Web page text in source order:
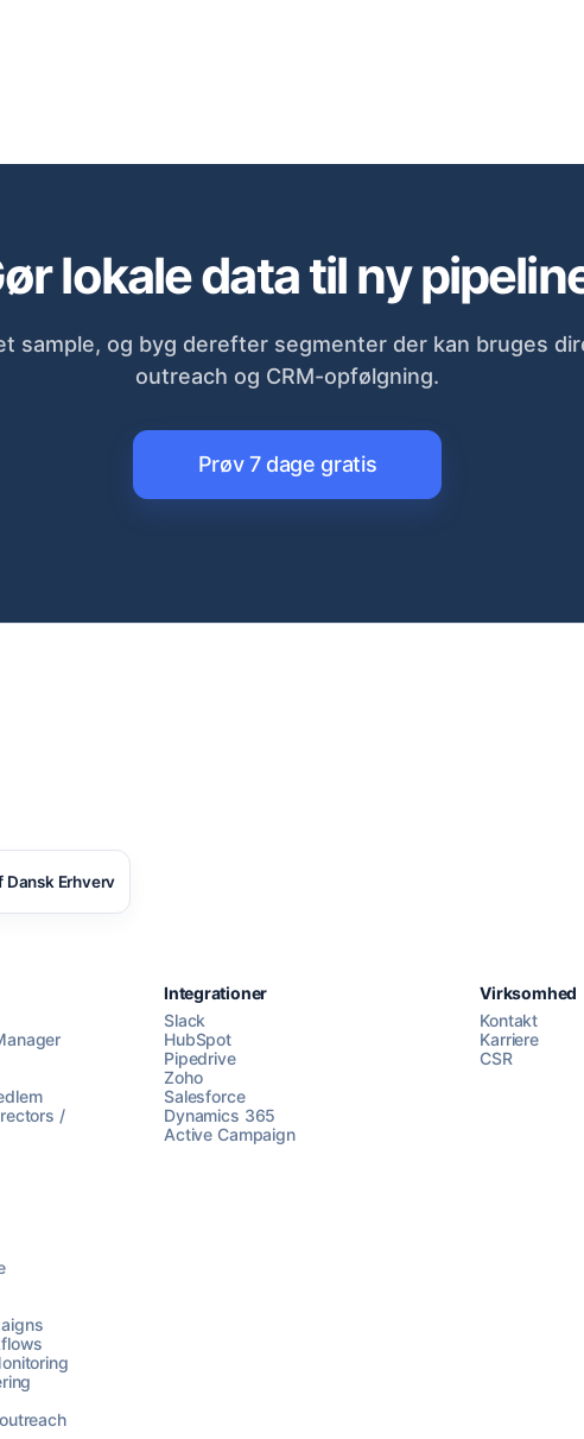
lokale data til ny
sample, og byg derefter segmenter der kan bruges
outreach og CRM-opfølgning.
Prøv 7 dage gratis
Dansk Erhverv
/
Integrationer
Slack
HubSpot
Pipedrive
Zoho
Salesforce
Dynamics 365
Active Campaign
Virksomhed
Kontakt
Karriere
CSR